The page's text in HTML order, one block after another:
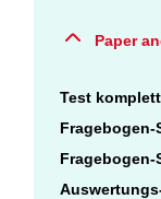
Paper
Test
Fragebogen-